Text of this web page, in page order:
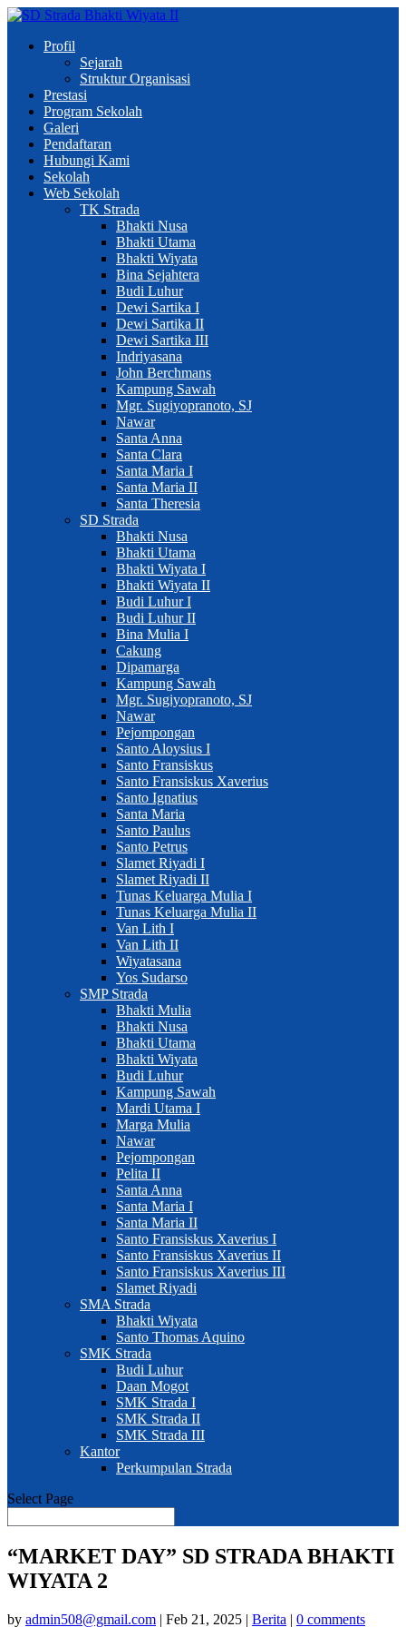
Profil
Sejarah
Struktur Organisasi
Prestasi
Program Sekolah
Galeri
Pendaftaran
Hubungi Kami
Sekolah
Web Sekolah
TK Strada
Bhakti Nusa
Bhakti Utama
Bhakti Wiyata
Bina Sejahtera
Budi Luhur
Dewi Sartika I
Dewi Sartika II
Dewi Sartika III
Indriyasana
John Berchmans
Kampung Sawah
Mgr. Sugiyopranoto, SJ
Nawar
Santa Anna
Santa Clara
Santa Maria I
Santa Maria II
Santa Theresia
SD Strada
Bhakti Nusa
Bhakti Utama
Bhakti Wiyata I
Bhakti Wiyata II
Budi Luhur I
Budi Luhur II
Bina Mulia I
Cakung
Dipamarga
Kampung Sawah
Mgr. Sugiyopranoto, SJ
Nawar
Pejompongan
Santo Aloysius I
Santo Fransiskus
Santo Fransiskus Xaverius
Santo Ignatius
Santa Maria
Santo Paulus
Santo Petrus
Slamet Riyadi I
Slamet Riyadi II
Tunas Keluarga Mulia I
Tunas Keluarga Mulia II
Van Lith I
Van Lith II
Wiyatasana
Yos Sudarso
SMP Strada
Bhakti Mulia
Bhakti Nusa
Bhakti Utama
Bhakti Wiyata
Budi Luhur
Kampung Sawah
Mardi Utama I
Marga Mulia
Nawar
Pejompongan
Pelita II
Santa Anna
Santa Maria I
Santa Maria II
Santo Fransiskus Xaverius I
Santo Fransiskus Xaverius II
Santo Fransiskus Xaverius III
Slamet Riyadi
SMA Strada
Bhakti Wiyata
Santo Thomas Aquino
SMK Strada
Budi Luhur
Daan Mogot
SMK Strada I
SMK Strada II
SMK Strada III
Kantor
Perkumpulan Strada
Select Page
“MARKET DAY” SD STRADA BHAKTI
WIYATA 2
by admin508@gmail.com | Feb 21, 2025 | Berita | 0 comments